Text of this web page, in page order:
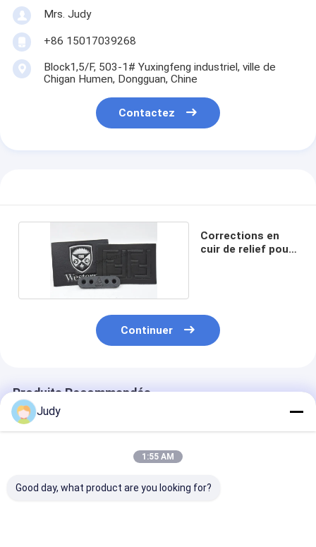
Mrs. Judy
+86 15017039268
Block1,5/F, 503-1# Yuxingfeng industriel, ville de
Chigan Humen, Dongguan, Chine
Contactez
Corrections en
cuir de relief pour
Continuer
Produits Recommandés
Judy
1:55 AM
Good day, what product are you looking for?